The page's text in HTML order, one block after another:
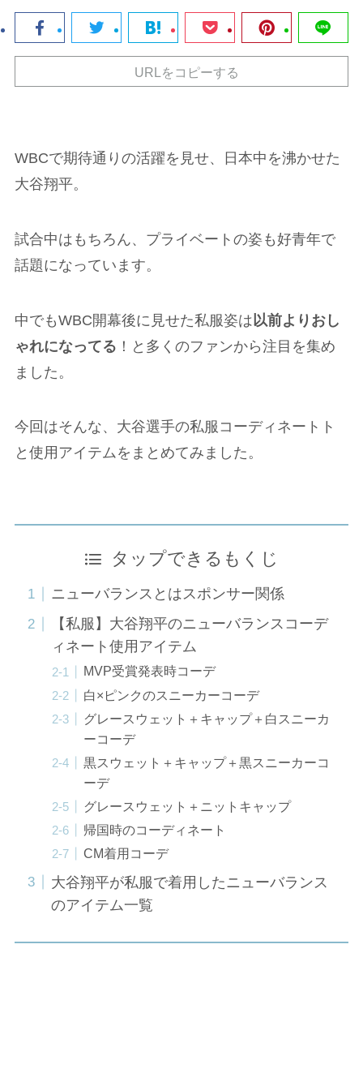
URLをコピーする
WBCで期待通りの活躍を見せ、日本中を沸かせた
大谷翔平。
試合中はもちろん、プライベートの姿も好青年で
話題になっています。
中でもWBC開幕後に見せた私服姿は 以前よりおし
ゃれになってる ！と多くのファンから注目を集め
ました。
今回はそんな、大谷選手の私服コーディネートト
と使用アイテムをまとめてみました。
タップできるもくじ
ニューバランスとはスポンサー関係
【私服】大谷翔平のニューバランスコーデ
ィネート使用アイテム
MVP受賞発表時コーデ
白×ピンクのスニーカーコーデ
グレースウェット＋キャップ＋白スニーカ
ーコーデ
黒スウェット＋キャップ＋黒スニーカーコ
ーデ
グレースウェット＋ニットキャップ
帰国時のコーディネート
CM着用コーデ
大谷翔平が私服で着用したニューバランス
のアイテム一覧